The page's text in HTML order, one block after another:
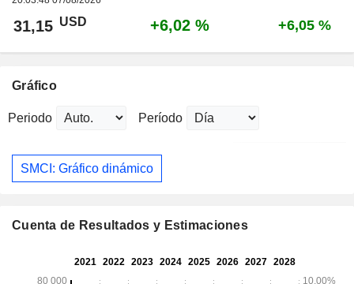
31,15 USD +6,02 % +6,05 %
Gráfico
Periodo Período
SMCI: Gráfico dinámico
Cuenta de Resultados y Estimaciones